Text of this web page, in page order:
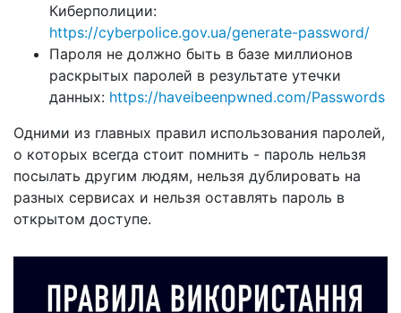
Киберполиции:
https://cyberpolice.gov.ua/generate-password/
Пароля не должно быть в базе миллионов
раскрытых паролей в результате утечки
данных: https://haveibeenpwned.com/Passwords
Одними из главных правил использования паролей,
о которых всегда стоит помнить - пароль нельзя
посылать другим людям, нельзя дублировать на
разных сервисах и нельзя оставлять пароль в
открытом доступе.